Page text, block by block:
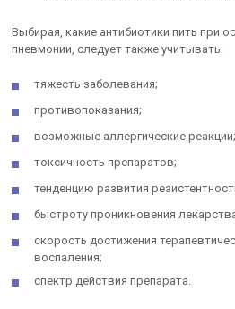
Выбирая, какие антибиотики пить при
пневмонии, следует также учитывать:
тяжесть заболевания;
противопоказания;
возможные аллергические реакции;
токсичность препаратов;
тенденцию развития
быстроту проникновения
скорость достижения
воспаления;
спектр действия препарата.